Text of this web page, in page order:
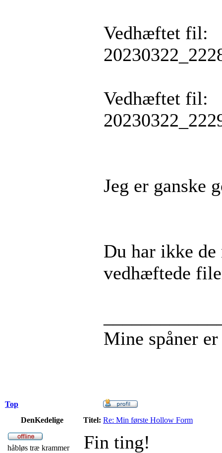
Vedhæftet fil:
Vedhæftet fil:
Jeg er ganske
Du har ikke
vedhæftede
Mine spåner
Top
DenKedelige
Titel: Re: Min første Hollow Form
håbløs træ krammer Fin ting!